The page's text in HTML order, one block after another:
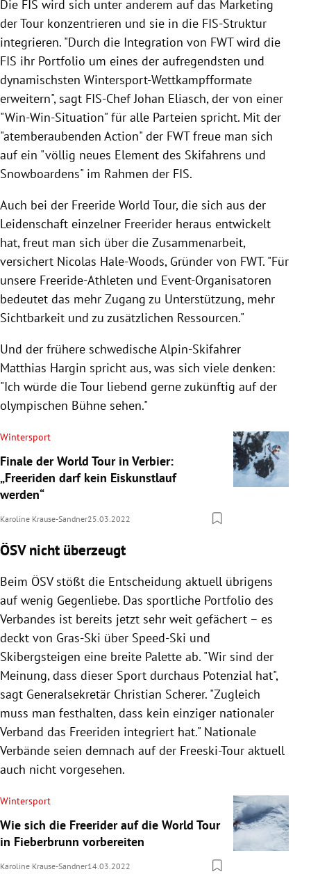
Die FIS wird sich unter anderem auf das Marketing
der Tour konzentrieren und sie in die FIS-Struktur
integrieren. "Durch die Integration von FWT wird die
FIS ihr Portfolio um eines der aufregendsten und
dynamischsten Wintersport-Wettkampfformate
erweitern", sagt FIS-Chef Johan Eliasch, der von einer
"Win-Win-Situation" für alle Parteien spricht. Mit der
"atemberaubenden Action" der FWT freue man sich
auf ein "völlig neues Element des Skifahrens und
Snowboardens" im Rahmen der FIS.
Auch bei der Freeride World Tour, die sich aus der
Leidenschaft einzelner Freerider heraus entwickelt
hat, freut man sich über die Zusammenarbeit,
versichert Nicolas Hale-Woods, Gründer von FWT. "Für
unsere Freeride-Athleten und Event-Organisatoren
bedeutet das mehr Zugang zu Unterstützung, mehr
Sichtbarkeit und zu zusätzlichen Ressourcen."
Und der frühere schwedische Alpin-Skifahrer
Matthias Hargin spricht aus, was sich viele denken:
"Ich würde die Tour liebend gerne zukünftig auf der
olympischen Bühne sehen."
Wintersport
Finale der World Tour in Verbier:
„Freeriden darf kein Eiskunstlauf
werden“
Karoline Krause-Sandner25.03.2022
ÖSV nicht überzeugt
Beim ÖSV stößt die Entscheidung aktuell übrigens
auf wenig Gegenliebe. Das sportliche Portfolio des
Verbandes ist bereits jetzt sehr weit gefächert – es
deckt von Gras-Ski über Speed-Ski und
Skibergsteigen eine breite Palette ab. "Wir sind der
Meinung, dass dieser Sport durchaus Potenzial hat",
sagt Generalsekretär Christian Scherer. "Zugleich
muss man festhalten, dass kein einziger nationaler
Verband das Freeriden integriert hat." Nationale
Verbände seien demnach auf der Freeski-Tour aktuell
auch nicht vorgesehen.
Wintersport
Wie sich die Freerider auf die World Tour
in Fieberbrunn vorbereiten
Karoline Krause-Sandner14.03.2022